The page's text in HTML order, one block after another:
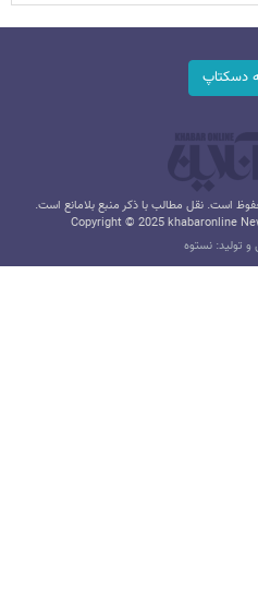
دسکتاپ
است. نقل مطالب با ذکر منبع بلامانع است.
Copyright © 2025 khabaronline
تولید: نستوه